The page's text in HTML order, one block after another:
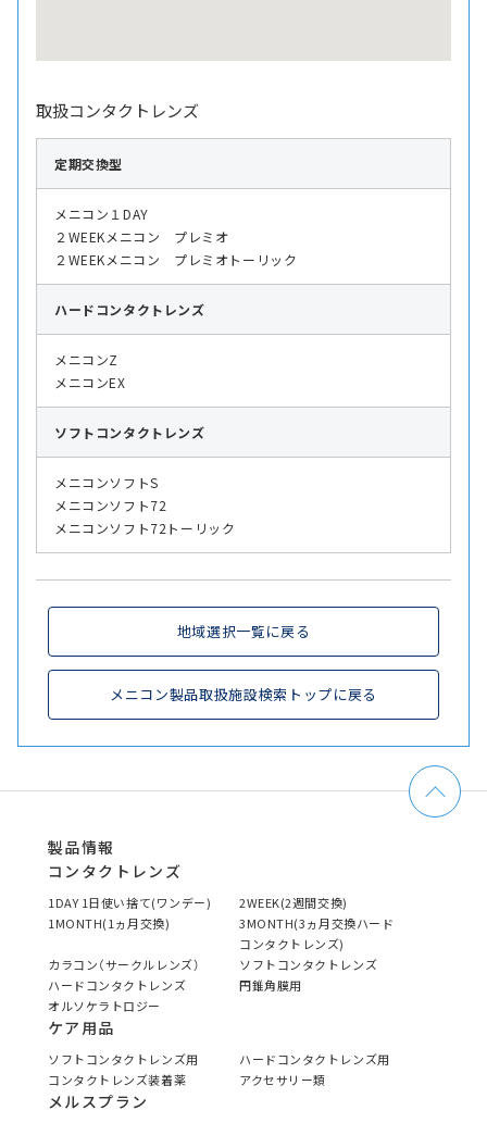
取扱コンタクトレンズ
定期交換型
メニコン１DAY
２WEEKメニコン プレミオ
２WEEKメニコン プレミオトーリック
ハード コンタクトレンズ
メニコンZ
メニコンEX
ソフト コンタクトレンズ
メニコンソフトS
メニコンソフト72
メニコンソフト72トーリック
地域選択一覧に戻る
メニコン製品取扱施設検索トップに戻る
製品情報
コンタクトレンズ
1DAY 1日使い捨て(ワンデー)
2WEEK(2週間交換)
1MONTH(1ヵ月交換)
3MONTH(3ヵ月交換ハード
コンタクトレンズ)
カラコン（サークルレンズ）
ソフトコンタクトレンズ
ハードコンタクトレンズ
円錐角膜用
オルソケラトロジー
ケア用品
ソフトコンタクトレンズ用
ハードコンタクトレンズ用
コンタクトレンズ装着薬
アクセサリー類
メルスプラン